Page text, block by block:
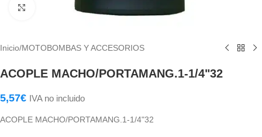
Haga Click para agrandar
Inicio/MOTOBOMBAS Y ACCESORIOS
ACOPLE MACHO/PORTAMANG.1-1/4"32
5,57€ IVA no incluido
ACOPLE MACHO/PORTAMANG.1-1/4"32